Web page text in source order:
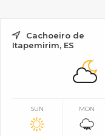
Cachoeiro de
Itapemirim, ES
SUN MON